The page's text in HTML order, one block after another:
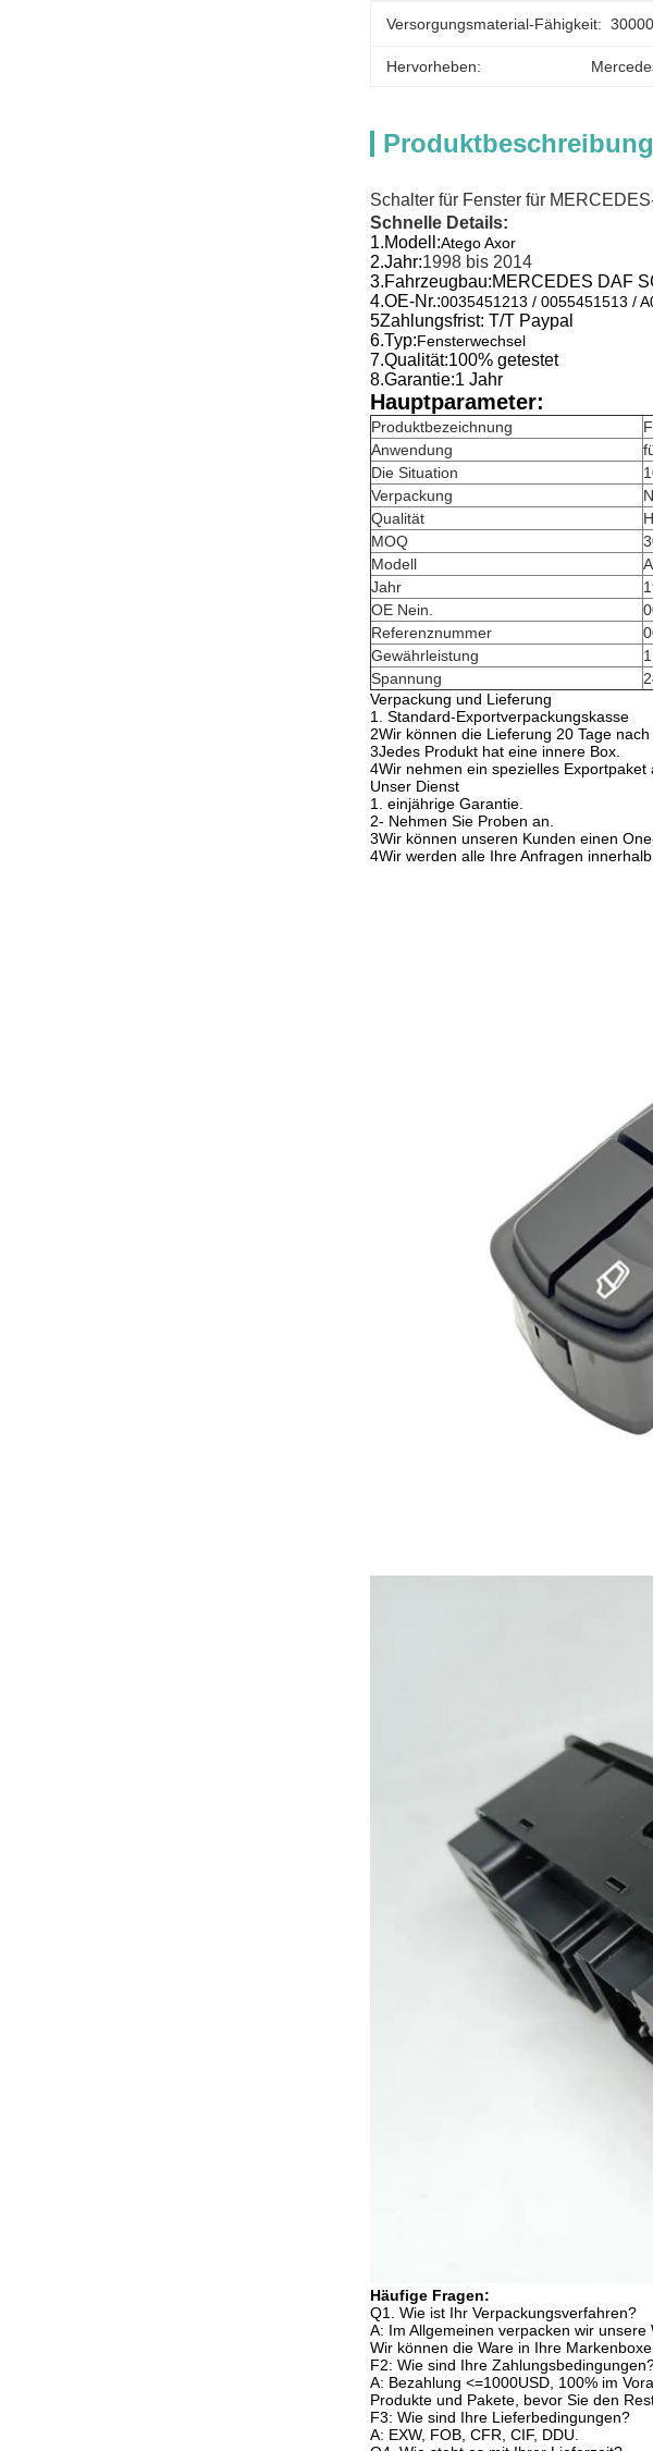
Versorgungsmaterial-Fähigkeit:
Hervorheben:
Produktbeschreibung
Schalter für Fenster für
Schnelle Details:
1.Modell:Atego Axor
2.Jahr:1998 bis 2014
3.Fahrzeugbau:MERCEDES DAF
4.OE-Nr.:0035451213 / 0055451513 /
5Zahlungsfrist: T/T Paypal
6.Typ:Fensterwechsel
7.Qualität:100% getestet
8.Garantie:1 Jahr
Hauptparameter:
Produktbezeichnung
Anwendung
Die Situation
Verpackung
Qualität
MOQ
Modell
Jahr
OE Nein.
Referenznummer
Gewährleistung
Spannung
Verpackung und Lieferung
1. Standard-Exportverpackungskasse
2Wir können die Lieferung 20 Tage
3Jedes Produkt hat eine innere Box.
4Wir nehmen ein spezielles
Unser Dienst
1. einjährige Garantie.
2- Nehmen Sie Proben an.
3Wir können unseren Kunden einen
4Wir werden alle Ihre Anfragen
Häufige Fragen:
Q1. Wie ist Ihr Verpackungsverfahren?
A: Im Allgemeinen verpacken wir
Wir können die Ware in Ihre
F2: Wie sind Ihre
A: Bezahlung <=1000USD, 100% im
Produkte und Pakete, bevor Sie den
F3: Wie sind Ihre Lieferbedingungen?
A: EXW, FOB, CFR, CIF, DDU.